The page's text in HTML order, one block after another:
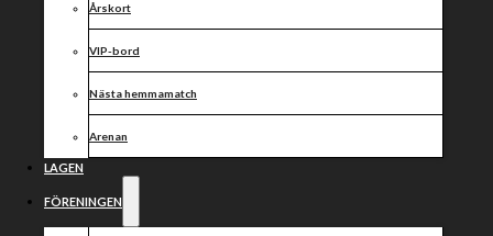
Årskort
VIP-bord
Nästa hemmamatch
Arenan
LAGEN
FÖRENINGEN
Rädda
Rospiggarna
Speedway –